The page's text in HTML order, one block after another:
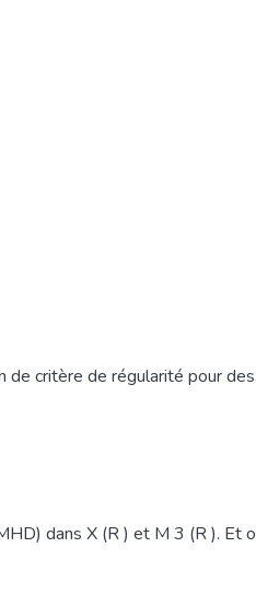
de critère de régularité pour
dans X (R ) et M 3 (R ). Et